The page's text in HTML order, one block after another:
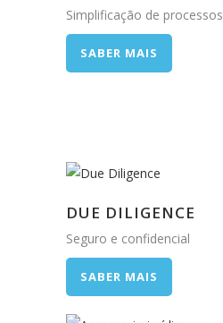
Simplificação de processos
SABER MAIS
DUE DILIGENCE
Seguro e confidencial
SABER MAIS